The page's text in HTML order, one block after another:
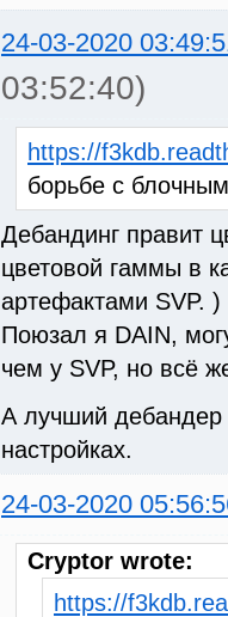
24-03-2020
03:52:40)
https://
борьбе с
Дебандинг правит
цветовой гаммы в
артефактами SVP.
Поюзал я DAIN,
чем у SVP, но всё
А лучший дебандер
настройках.
24-03-2020
Cryptor wrote:
https://